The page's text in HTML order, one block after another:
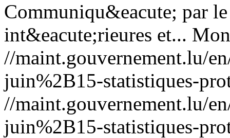
Communiqu&eacute; par
int&eacute;rieures et...
//maint.gouvernement.lu/
juin%2B15-statistiques-
//maint.gouvernement.lu/
juin%2B15-statistiques-